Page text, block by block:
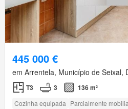
445 000 €
em Arrentela, Município de Seixal,
T3 3 136 m²
Cozinha equipada Parcialmente